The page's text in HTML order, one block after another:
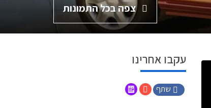
צפה בכל התמונות
עקבו אחרינו
שתף